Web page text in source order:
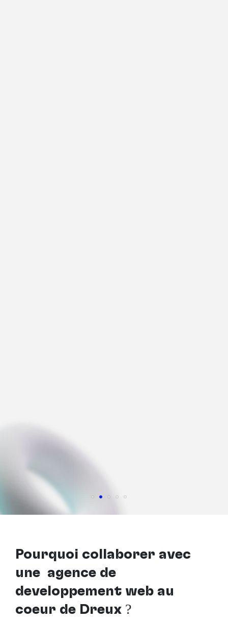
Pourquoi collaborer avec
une agence de
développement web au
cœur de Dreux ?